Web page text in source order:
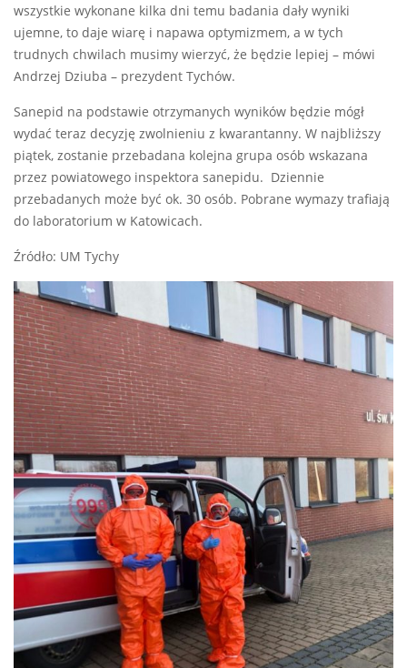
wszystkie wykonane kilka dni temu badania dały wyniki
ujemne, to daje wiarę i napawa optymizmem, a w tych
trudnych chwilach musimy wierzyć, że będzie lepiej – mówi
Andrzej Dziuba – prezydent Tychów.
Sanepid na podstawie otrzymanych wyników będzie mógł
wydać teraz decyzję zwolnieniu z kwarantanny. W najbliższy
piątek, zostanie przebadana kolejna grupa osób wskazana
przez powiatowego inspektora sanepidu. Dziennie
przebadanych może być ok. 30 osób. Pobrane wymazy trafiają
do laboratorium w Katowicach.
Źródło: UM Tychy